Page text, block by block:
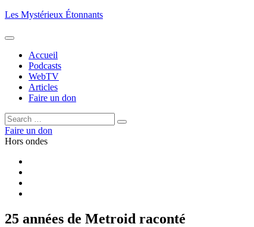
Aller
contenu
Les Mystérieux Étonnants
Accueil
Podcasts
WebTV
Articles
Faire un don
Rechercher :
Rechercher
Faire un don
Hors ondes
25 années de Metroid raconté